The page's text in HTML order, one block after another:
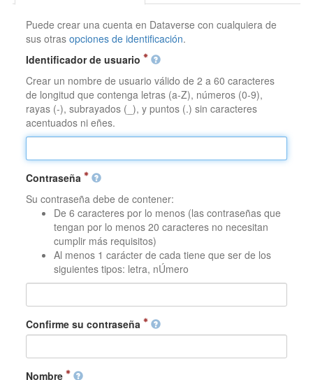
Puede crear una cuenta en Dataverse con cualquiera de
sus otrasopciones de identificación.
Identificador de usuario
Crear un nombre de usuario válido de 2 a 60 caracteres
de longitud que contenga letras (a-Z), números (0-9),
rayas (-), subrayados (_), y puntos (.) sin caracteres
acentuados ni eñes.
Contraseña
Su contraseña debe de contener:
De 6 caracteres por lo menos (las contraseñas que
tengan por lo menos 20 caracteres no necesitan
cumplir más requisitos)
Al menos 1 carácter de cada tiene que ser de los
siguientes tipos: letra, nÚmero
Confirme su contraseña
Nombre